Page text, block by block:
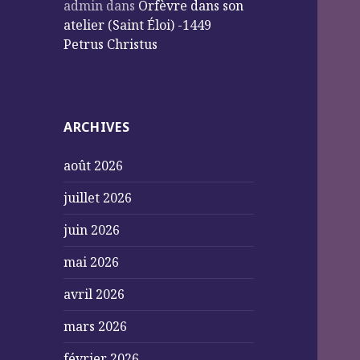
admin dans Orfèvre dans son
atelier (Saint Éloi) -1449
Petrus Christus
ARCHIVES
août 2026
juillet 2026
juin 2026
mai 2026
avril 2026
mars 2026